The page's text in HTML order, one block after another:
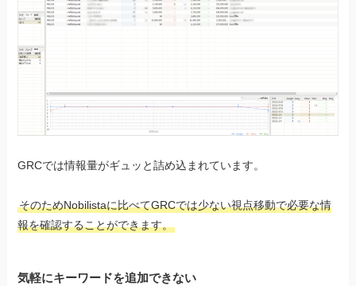
GRCでは情報量がギュッと詰め込まれています。
そのためNobilistaに比べてGRCでは少ない視点移動で必要な情
報を確認することができます。
気軽にキーワードを追加できない